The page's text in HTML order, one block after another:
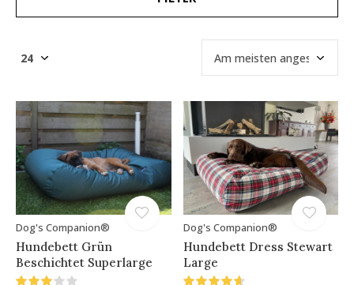
Dog's Companion®
Hundebett Grün
Beschichtet Superlarge
Dog's Companion®
Hundebett Dress Stewart
Large